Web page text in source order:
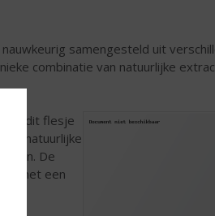
nauwkeurig samengesteld uit
combinatie van natuurlijke
dit flesje
De natuurlijke
De
met een